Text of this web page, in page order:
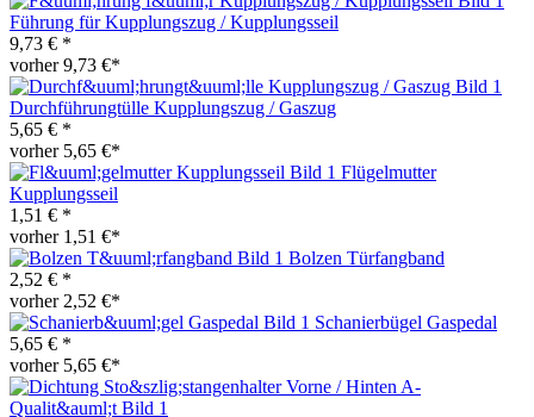
Führung für Kupplungszug / Kupplungsseil
9,73 € *
vorher 9,73 €*
Durchführungtülle Kupplungszug / Gaszug
5,65 € *
vorher 5,65 €*
Flügelmutter
Kupplungsseil
1,51 € *
vorher 1,51 €*
Bolzen Türfangband
2,52 € *
vorher 2,52 €*
Schanierbügel Gaspedal
5,65 € *
vorher 5,65 €*